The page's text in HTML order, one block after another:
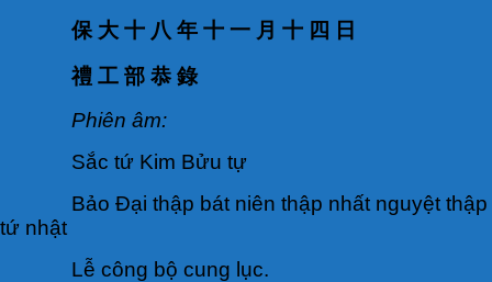
保 大 十 八 年 十 一 月 十 四 日
禮 工 部 恭 錄
Phiên âm:
Sắc tứ Kim Bửu tự
Bảo Đại thập bát niên thập nhất nguyệt thập
tứ nhật
Lễ công bộ cung lục.